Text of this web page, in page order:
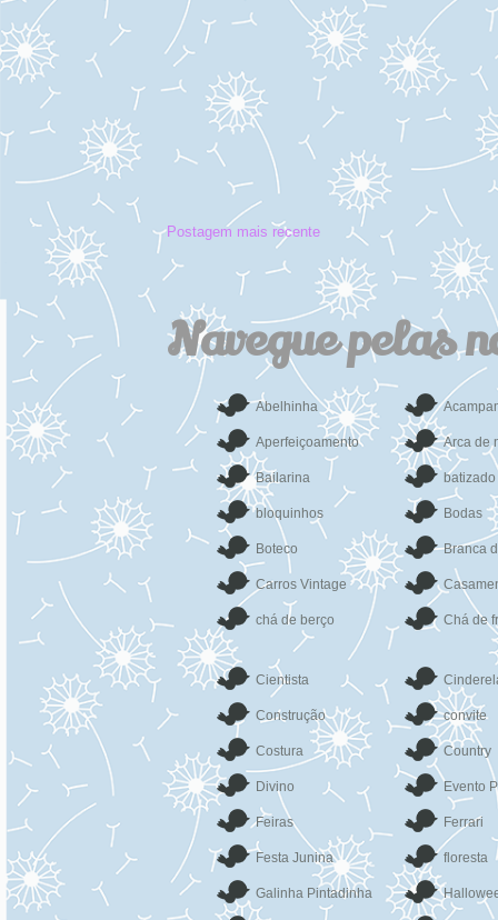
Postagem mais recente
Navegue pelas
Abelhinha
Aperfeiçoamento Arca de
Bailarina batizado
bloquinhos Bodas
Boteco Branca
Carros Vintage
chá de berço Chá de
Cientista
Construção convite
Costura Country
Divino Evento
Feiras Ferrari
Festa Junina floresta
Galinha Pintadinha